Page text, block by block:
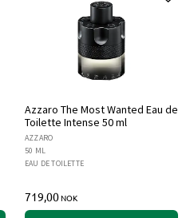
Azzaro The Most Wanted Eau de
Toilette Intense 50 ml
AZZARO
50 ML
EAU DE TOILETTE
719,00NOK